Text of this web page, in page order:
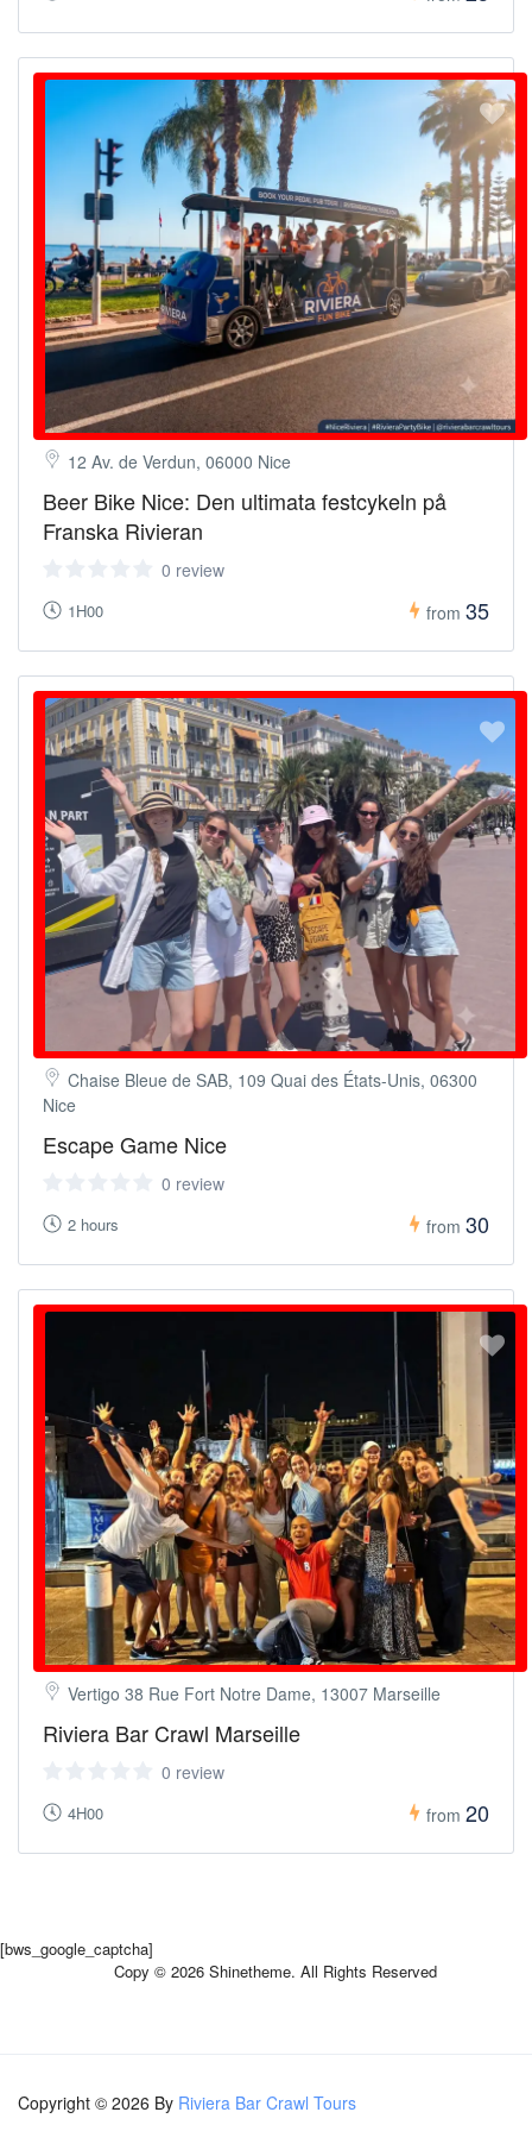
Vertigo 38 Rue Fort Notre Dame, 13007 Marseille
Riviera Bar Crawl Marseille
0 review
4H00 from 20
Chaise Bleue de SAB, 109 Quai des États-Unis, 06300
Nice
Escape Game Nice
0 review
2 hours from 30
12 Av. de Verdun, 06000 Nice
Beer Bike Nice: Den ultimata festcykeln på
Franska Rivieran
0 review
1H00 from 35
[bws_google_captcha]
Copy © 2026 Shinetheme. All Rights Reserved
Copyright © 2026 By Riviera Bar Crawl Tours